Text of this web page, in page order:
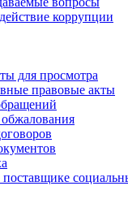
коррупции
для просмотра
правовые акты